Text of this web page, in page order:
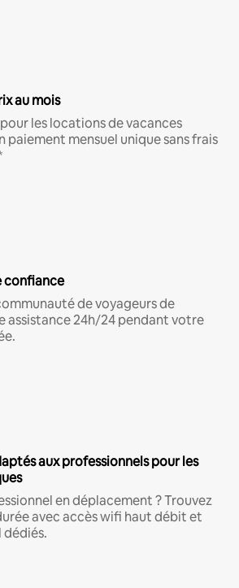
au mois
les locations de vacances
paiement mensuel unique sans frais
confiance
de voyageurs de
assistance 24h/24 pendant votre
aux professionnels pour les
en déplacement ? Trouvez
avec accès wifi haut débit et
dédiés.